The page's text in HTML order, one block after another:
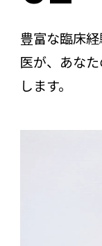
豊富な臨床
医が、あな
します。